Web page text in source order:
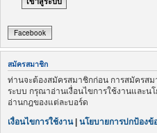
Facebook
สมัครสมาชิก
ท่านจะต้องสมัครสมาชิกก่อน การสมัครส
ระบบ กรุณาอ่านเงื่อนไขการใช้งานและ
อ่านกฎของแต่ละบอร์ด
เงื่อนไขการใช้งาน| นโยบายการปกป้องข้